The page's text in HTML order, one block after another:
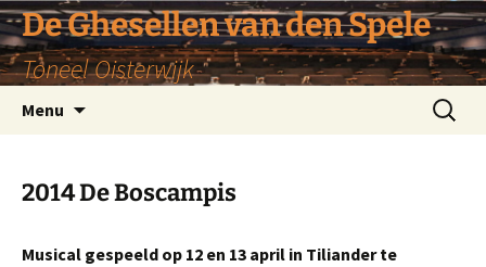
De Ghesellen van den Spele
Toneel Oisterwijk
Menu
Zoeken
naar:
2014 De Boscampis
Musical gespeeld op 12 en 13 april in Tiliander te